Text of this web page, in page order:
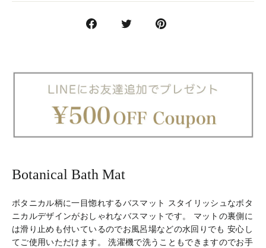
Botanical Bath Mat
ボタニカル柄に一目惚れするバスマット スタイリッシュなボタ
ニカルデザインがおしゃれなバスマットです。 マットの裏側に
は滑り止めも付いているのでお風呂場などの水回りでも 安心し
てご使用いただけます。 洗濯機で洗うこともできますのでお手